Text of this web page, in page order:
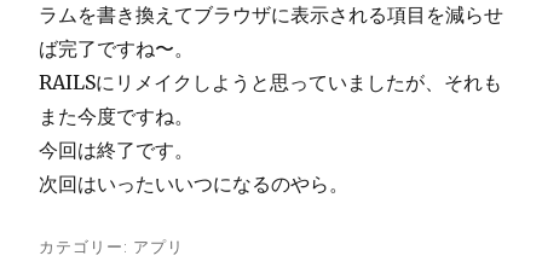
ラムを書き換えてブラウザに表示される項目を減らせ
ば完了ですね〜。
RAILSにリメイクしようと思っていましたが、それも
また今度ですね。
今回は終了です。
次回はいったいいつになるのやら。
カテゴリー: アプリ